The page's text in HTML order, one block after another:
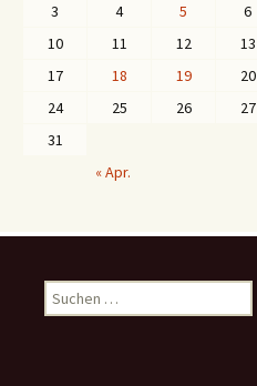
3
4 5 6
10
11 12 13
17
18 19 20
24
25 26 27
31
« Apr.
u